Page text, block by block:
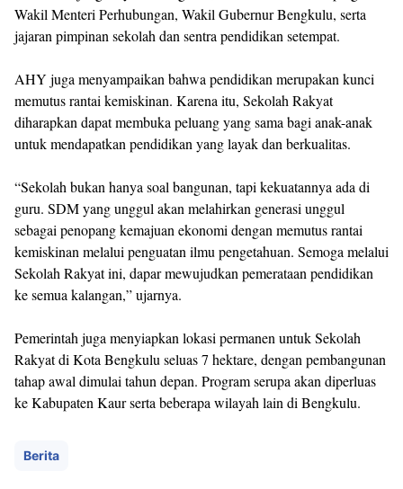
Wakil Menteri Perhubungan, Wakil Gubernur Bengkulu, serta
jajaran pimpinan sekolah dan sentra pendidikan setempat.
AHY juga menyampaikan bahwa pendidikan merupakan kunci
memutus rantai kemiskinan. Karena itu, Sekolah Rakyat
diharapkan dapat membuka peluang yang sama bagi anak-anak
untuk mendapatkan pendidikan yang layak dan berkualitas.
“Sekolah bukan hanya soal bangunan, tapi kekuatannya ada di
guru. SDM yang unggul akan melahirkan generasi unggul
sebagai penopang kemajuan ekonomi dengan memutus rantai
kemiskinan melalui penguatan ilmu pengetahuan. Semoga melalui
Sekolah Rakyat ini, dapar mewujudkan pemerataan pendidikan
ke semua kalangan,” ujarnya.
Pemerintah juga menyiapkan lokasi permanen untuk Sekolah
Rakyat di Kota Bengkulu seluas 7 hektare, dengan pembangunan
tahap awal dimulai tahun depan. Program serupa akan diperluas
ke Kabupaten Kaur serta beberapa wilayah lain di Bengkulu.
Berita